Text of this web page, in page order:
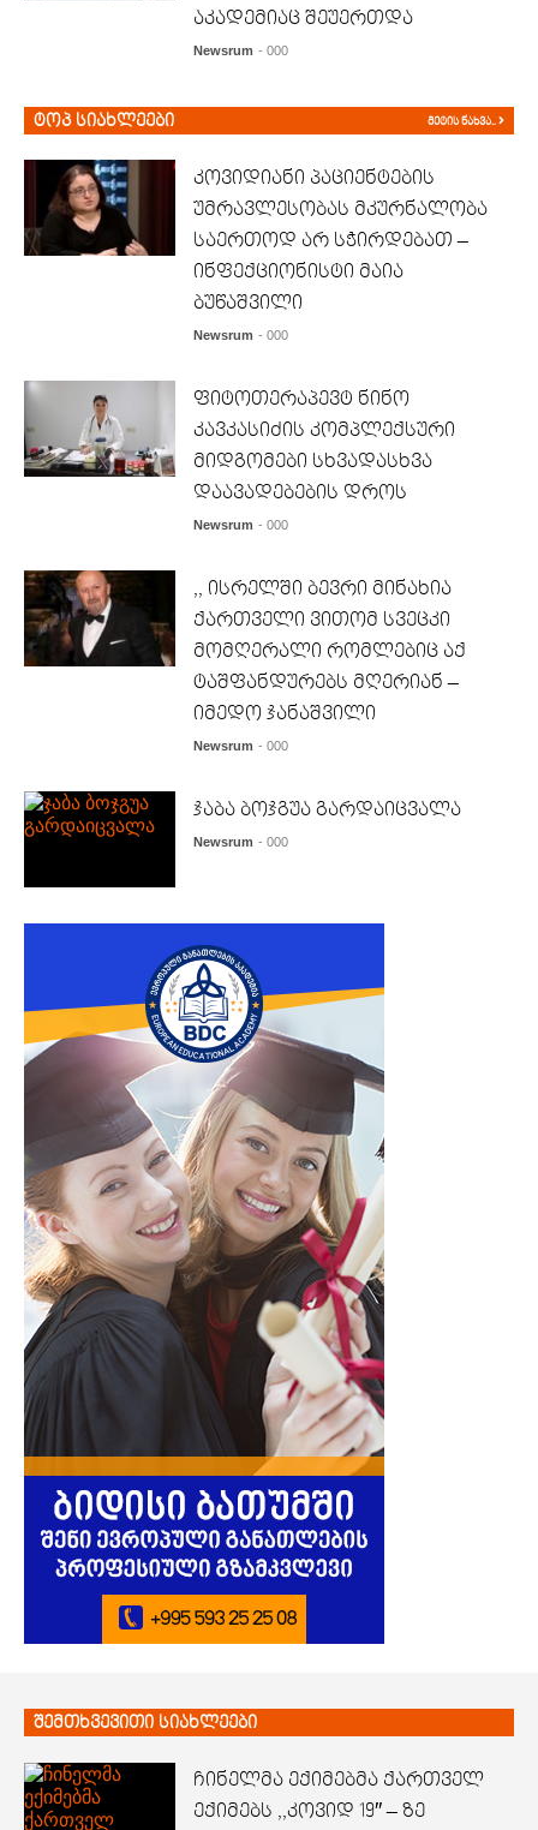
აკადემიაც შეუერთდა
Newsrum - 000
ტოპ სიახლეები მეტის ნახვა..
კოვიდიანი პაციენტების
უმრავლესობას მკურნალობა
საერთოდ არ სჭირდებათ –
ინფექციონისტი მაია
ბუწაშვილი
Newsrum - 000
ფიტოთერაპევტ ნინო
კავკასიძის კომპლექსური
მიდგომები სხვადასხვა
დაავადებების დროს
Newsrum - 000
,, ისრელში ბევრი მინახია
ქართველი ვითომ სვეცკი
მომღერალი რომლებიც აქ
ტაშფანდურებს მღერიან –
იმედო ჯანაშვილი
Newsrum - 000
ჯაბა ბოჯგუა გარდაიცვალა
Newsrum - 000
შემთხვევითი სიახლეები
ჩინელმა ექიმებმა ქართველ
ექიმებს ,,კოვიდ 19″ – ზე